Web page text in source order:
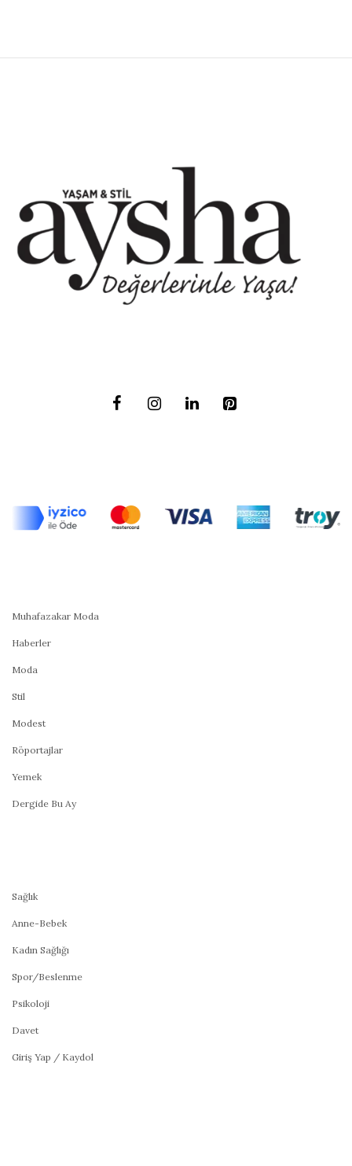
Muhafazakar Moda
Haberler
Moda
Stil
Modest
Röportajlar
Yemek
Dergide Bu Ay
Sağlık
Anne-Bebek
Kadın Sağlığı
Spor/Beslenme
Psikoloji
Davet
Giriş Yap / Kaydol